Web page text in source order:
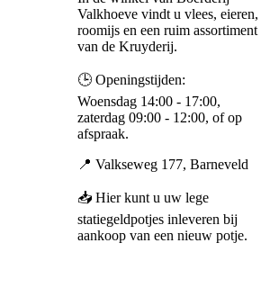
Valkhoeve vindt u vlees, eieren,
roomijs en een ruim assortiment
van de Kruyderij.
🕒 Openingstijden:
Woensdag 14:00 - 17:00,
zaterdag 09:00 - 12:00, of op
afspraak.
📍 Valkseweg 177, Barneveld
📥 Hier kunt u uw lege
statiegeldpotjes inleveren bij
aankoop van een nieuw potje.